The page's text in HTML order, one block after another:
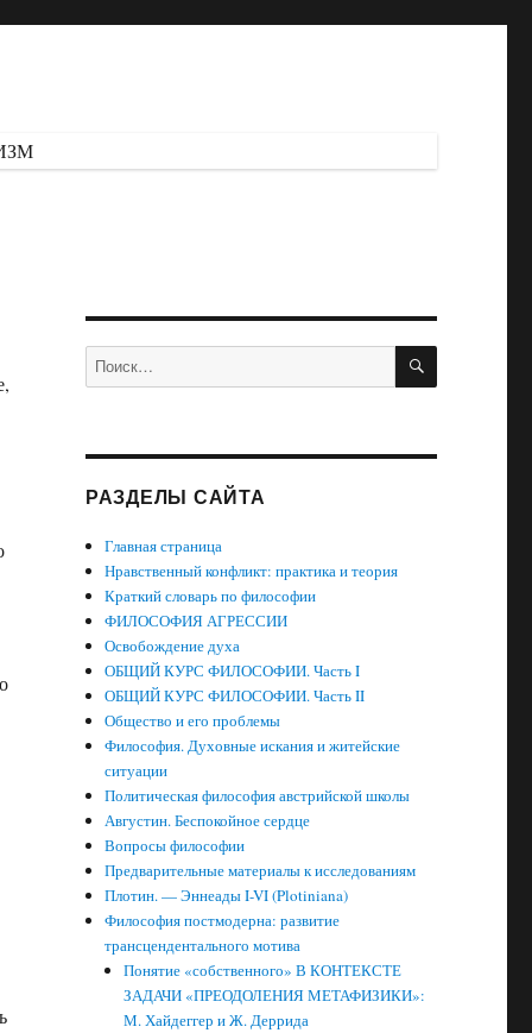
Искать: ПОИСК
РАЗДЕЛЫ САЙТА
Главная страница
Нравственный конфликт: практика и теория
Краткий словарь по философии
ФИЛОСОФИЯ АГРЕССИИ
Освобождение духа
ОБЩИЙ КУРС ФИЛОСОФИИ. Часть I
ОБЩИЙ КУРС ФИЛОСОФИИ. Часть II
Общество и его проблемы
Философия. Духовные искания и житейские
ситуации
Политическая философия австрийской школы
Августин. Беспокойное сердце
Вопросы философии
Предварительные материалы к исследованиям
Плотин. — Эннеады I-VI (Plotiniana)
Философия постмодерна: развитие
трансцендентального мотива
Понятие «собственного» В КОНТЕКСТЕ
ЗАДАЧИ «ПРЕОДОЛЕНИЯ МЕТАФИЗИКИ»:
М. Хайдеггер и Ж. Деррида